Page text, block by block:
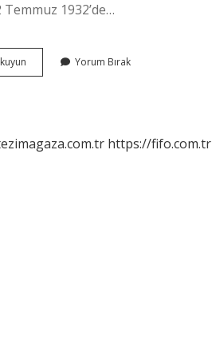
1932’de…
Nasıl
Yorum Bırak
https://fifo.com.tr